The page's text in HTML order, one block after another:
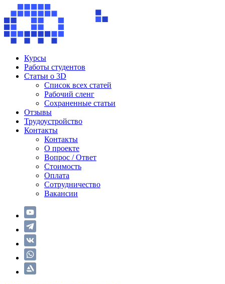
Курсы
Работы студентов
Статьи о 3D
Список всех статей
Рабочий сленг
Сохраненные статьи
Отзывы
Трудоустройство
Контакты
Контакты
О проекте
Вопрос / Ответ
Стоимость
Оплата
Сотрудничество
Вакансии